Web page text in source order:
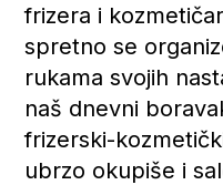
frizera i
spretno se
rukama svojih
naš dnevni
frizerski-
ubrzo okupiše i